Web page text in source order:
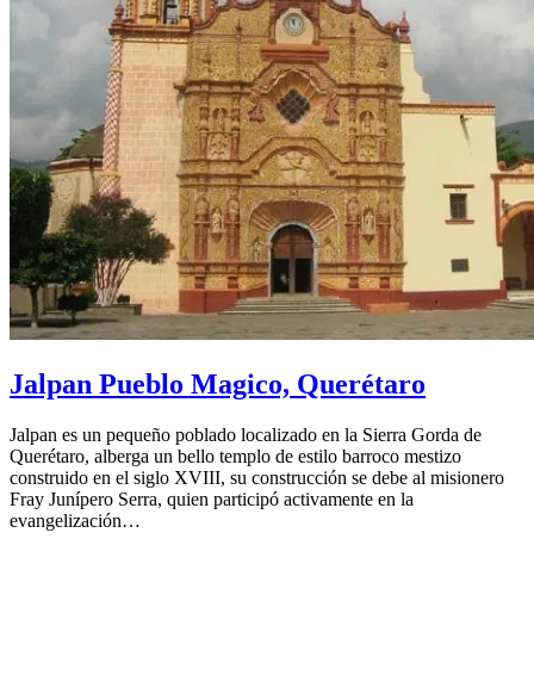
Jalpan Pueblo Magico, Querétaro
Jalpan es un pequeño poblado localizado en la Sierra Gorda de
Querétaro, alberga un bello templo de estilo barroco mestizo
construido en el siglo XVIII, su construcción se debe al misionero
Fray Junípero Serra, quien participó activamente en la
evangelización…